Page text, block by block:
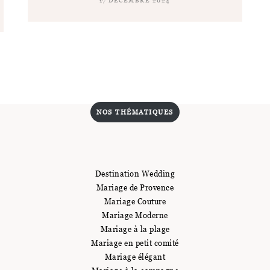
NOS THÉMATIQUES
Destination Wedding
Mariage de Provence
Mariage Couture
Mariage Moderne
Mariage à la plage
Mariage en petit comité
Mariage élégant